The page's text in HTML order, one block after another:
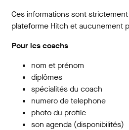
Ces informations sont
plateforme Hitch et aucunement
Pour les coachs
nom et prénom
diplômes
spécialités du coach
numero de telephone
photo du profile
son agenda (disponibilités)